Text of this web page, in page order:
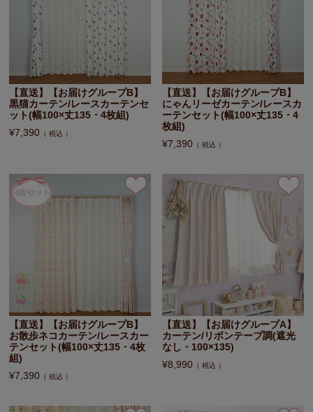
【直送】【お届けグループB】
黒猫カーテン/レースカーテンセ
ット(幅100×丈135・4枚組)
¥7,390 税込
【直送】【お届けグループB】
にゃんリーゼカーテン/レースカ
ーテンセット(幅100×丈135・4
枚組)
¥7,390 税込
【直送】【お届けグループB】
お散歩ネコカーテン/レースカー
テンセット(幅100×丈135・4枚
組)
¥7,390 税込
【直送】【お届けグループA】
カーテン/リボンテープ調(遮光
なし・100×135)
¥8,990 税込